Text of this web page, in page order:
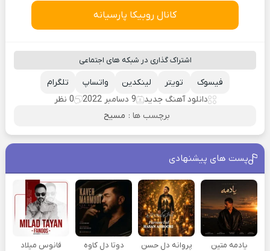
کانال روبیکا پارسیانه
اشتراک گذاری در شبکه های اجتماعی
تلگرام واتساپ لینکدین تویتر
فیسوک
دانلود آهنگ جدید
9 دسامبر 2022
0 نظر
برچسب ها : مسیح
پست های پیشنهادی
یادمه متین
پروانه دل حسن
دوتا دل کاوه
فانوس میلاد